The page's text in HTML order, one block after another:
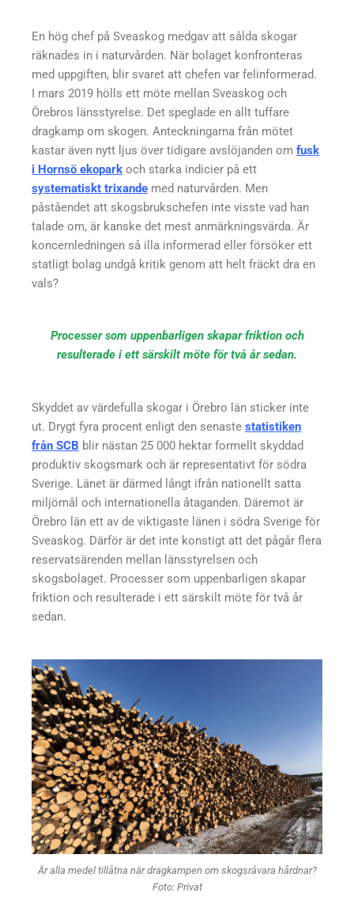
En hög chef på Sveaskog medgav att sålda skogar
räknades in i naturvården. När bolaget konfronteras
med uppgiften, blir svaret att chefen var felinformerad.
I mars 2019 hölls ett möte mellan Sveaskog och
Örebros länsstyrelse. Det speglade en allt tuffare
dragkamp om skogen. Anteckningarna från mötet
kastar även nytt ljus över tidigare avslöjanden om fusk
i Hornsö ekopark och starka indicier på ett
systematiskt trixande med naturvården. Men
påståendet att skogsbrukschefen inte visste vad han
talade om, är kanske det mest anmärkningsvärda. Är
koncernledningen så illa informerad eller försöker ett
statligt bolag undgå kritik genom att helt fräckt dra en
vals?
Processer som uppenbarligen skapar friktion och
resulterade i ett särskilt möte för två år sedan.
Skyddet av värdefulla skogar i Örebro län sticker inte
ut. Drygt fyra procent enligt den senaste statistiken
från SCB blir nästan 25 000 hektar formellt skyddad
produktiv skogsmark och är representativt för södra
Sverige. Länet är därmed långt ifrån nationellt satta
miljömål och internationella åtaganden. Däremot är
Örebro län ett av de viktigaste länen i södra Sverige för
Sveaskog. Därför är det inte konstigt att det pågår flera
reservatsärenden mellan länsstyrelsen och
skogsbolaget. Processer som uppenbarligen skapar
friktion och resulterade i ett särskilt möte för två år
sedan.
Är alla medel tillåtna när dragkampen om skogsråvara hårdnar?
Foto: Privat